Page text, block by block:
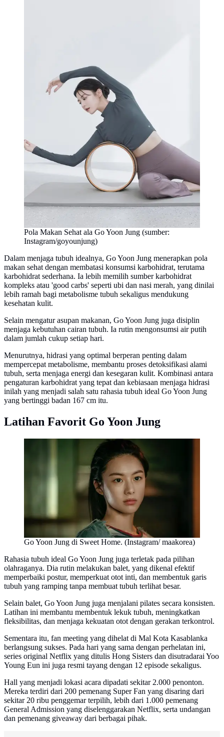
Pola Makan Sehat ala Go Yoon Jung (sumber:
Instagram/goyounjung)
Dalam menjaga tubuh idealnya, Go Yoon Jung menerapkan pola
makan sehat dengan membatasi konsumsi karbohidrat, terutama
karbohidrat sederhana. Ia lebih memilih sumber karbohidrat
kompleks atau 'good carbs' seperti ubi dan nasi merah, yang dinilai
lebih ramah bagi metabolisme tubuh sekaligus mendukung
kesehatan kulit.
Selain mengatur asupan makanan, Go Yoon Jung juga disiplin
menjaga kebutuhan cairan tubuh. Ia rutin mengonsumsi air putih
dalam jumlah cukup setiap hari.
Menurutnya, hidrasi yang optimal berperan penting dalam
mempercepat metabolisme, membantu proses detoksifikasi alami
tubuh, serta menjaga energi dan kesegaran kulit. Kombinasi antara
pengaturan karbohidrat yang tepat dan kebiasaan menjaga hidrasi
inilah yang menjadi salah satu rahasia tubuh ideal Go Yoon Jung
yang bertinggi badan 167 cm itu.
Latihan Favorit Go Yoon Jung
Go Yoon Jung di Sweet Home. (Instagram/ maakorea)
Rahasia tubuh ideal Go Yoon Jung juga terletak pada pilihan
olahraganya. Dia rutin melakukan balet, yang dikenal efektif
memperbaiki postur, memperkuat otot inti, dan membentuk garis
tubuh yang ramping tanpa membuat tubuh terlihat besar.
Selain balet, Go Yoon Jung juga menjalani pilates secara konsisten.
Latihan ini membantu membentuk lekuk tubuh, meningkatkan
fleksibilitas, dan menjaga kekuatan otot dengan gerakan terkontrol.
Sementara itu, fan meeting yang dihelat di Mal Kota Kasablanka
berlangsung sukses. Pada hari yang sama dengan perhelatan ini,
series original Netflix yang ditulis Hong Sisters dan disutradarai Yoo
Young Eun ini juga resmi tayang dengan 12 episode sekaligus.
Hall yang menjadi lokasi acara dipadati sekitar 2.000 penonton.
Mereka terdiri dari 200 pemenang Super Fan yang disaring dari
sekitar 20 ribu penggemar terpilih, lebih dari 1.000 pemenang
General Admission yang diselenggarakan Netflix, serta undangan
dan pemenang giveaway dari berbagai pihak.